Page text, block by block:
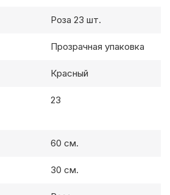
Роза 23 шт.
Прозрачная упаковка
Красный
23
60 см.
30 см.